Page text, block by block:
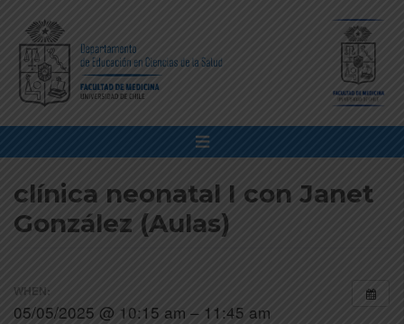
clínica neonatal I con Janet
González (Aulas)
WHEN:
05/05/2025 @ 10:15 am – 11:45 am